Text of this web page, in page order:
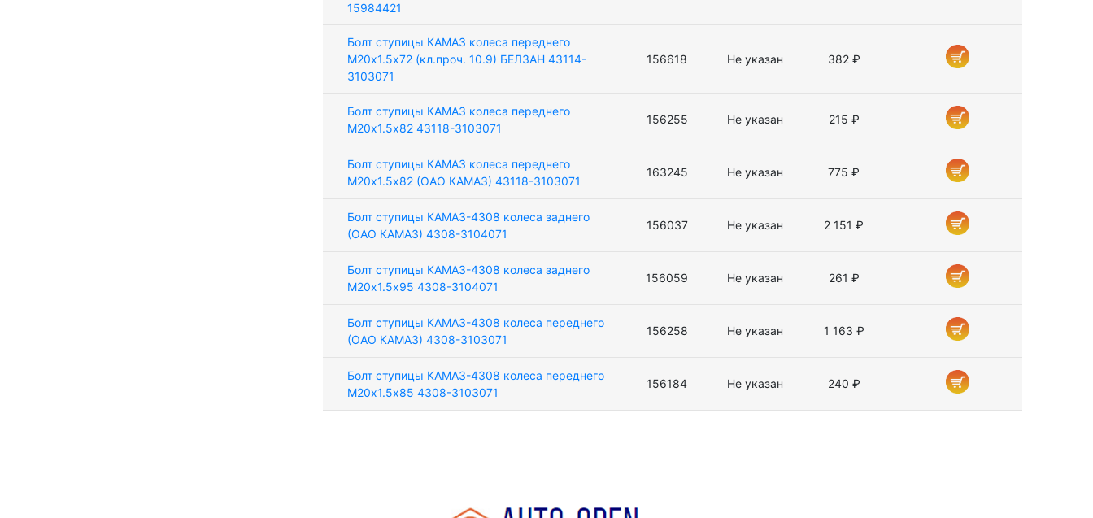
15984421
Болт ступицы КАМАЗ колеса переднего
М20х1.5х72 (кл.проч. 10.9) БЕЛЗАН 43114-
3103071
156618 Не указан 382 ₽
Болт ступицы КАМАЗ колеса переднего
М20х1.5х82 43118-3103071
156255 Не указан 215 ₽
Болт ступицы КАМАЗ колеса переднего
М20х1.5х82 (ОАО КАМАЗ) 43118-3103071
163245 Не указан 775 ₽
Болт ступицы КАМАЗ-4308 колеса заднего
(ОАО КАМАЗ) 4308-3104071
156037 Не указан 2 151 ₽
Болт ступицы КАМАЗ-4308 колеса заднего
М20х1.5х95 4308-3104071
156059 Не указан 261 ₽
Болт ступицы КАМАЗ-4308 колеса переднего
(ОАО КАМАЗ) 4308-3103071
156258 Не указан 1 163 ₽
Болт ступицы КАМАЗ-4308 колеса переднего
М20х1.5х85 4308-3103071
156184 Не указан 240 ₽